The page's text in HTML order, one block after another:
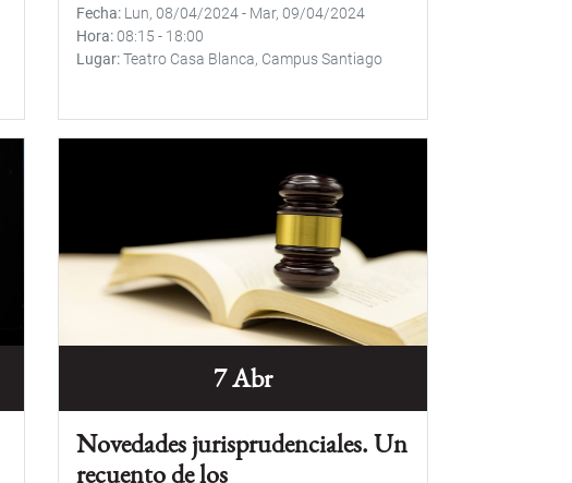
Fecha Lun, 08/04/2024- Mar, 09/04/2024
Hora 08:15 - 18:00
Lugar Teatro Casa Blanca, Campus Santiago
7 Abr
Novedades jurisprudenciales. Un
recuento de los